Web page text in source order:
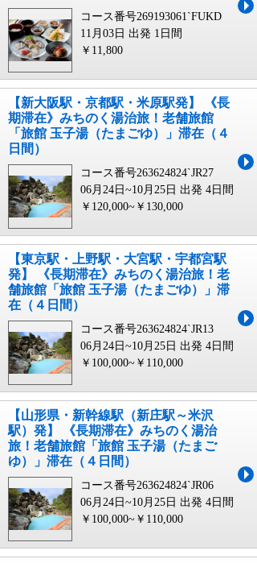
コース番号269193061`FUKD
11月03日 出発 1日間
￥11,800
【新大阪駅・京都駅・米原駅発】 《長
期滞在》みちのく湯治旅！老舗旅館
「旅館 玉子湯（たまごゆ）」滞在（４
日間）
コース番号263624824`JR27
06月24日~10月25日 出発 4日間
￥120,000~￥130,000
【東京駅・上野駅・大宮駅・宇都宮駅
発】 《長期滞在》みちのく湯治旅！老
舗旅館「旅館 玉子湯（たまごゆ）」滞
在（４日間）
コース番号263624824`JR13
06月24日~10月25日 出発 4日間
￥100,000~￥110,000
【山形県・新幹線駅（新庄駅～米沢
駅）発】 《長期滞在》みちのく湯治
旅！老舗旅館「旅館 玉子湯（たまご
ゆ）」滞在（４日間）
コース番号263624824`JR06
06月24日~10月25日 出発 4日間
￥100,000~￥110,000